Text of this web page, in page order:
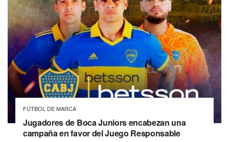
FÚTBOL DE MARCA
Jugadores de Boca Juniors encabezan una
campaña en favor del Juego Responsable